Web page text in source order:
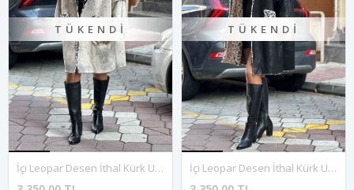
TÜKENDI
İçi Leopar Desen İthal Kürk Uzun Kaban-Krem
TÜKENDI
İçi Leopar Desen İthal Kürk Uzun Kaban-Siyah